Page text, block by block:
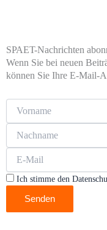
SPAET-Nachrichten
Wenn Sie bei neuen
können Sie Ihre E-Mail-
Ich stimme den
Senden